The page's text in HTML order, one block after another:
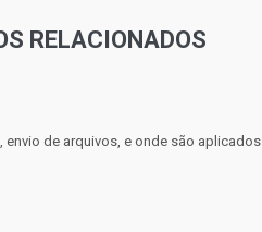
RELACIONADOS
de arquivos, e onde são aplicados